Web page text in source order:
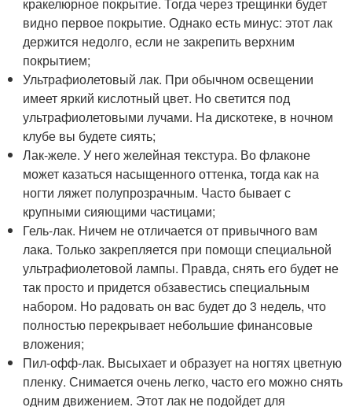
видно первое покрытие. Однако есть минус: этот лак
держится недолго, если не закрепить верхним
покрытием;
Ультрафиолетовый лак. При обычном освещении
имеет яркий кислотный цвет. Но светится под
ультрафиолетовыми лучами. На дискотеке, в ночном
клубе вы будете сиять;
Лак-желе. У него желейная текстура. Во флаконе
может казаться насыщенного оттенка, тогда как на
ногти ляжет полупрозрачным. Часто бывает с
крупными сияющими частицами;
Гель-лак. Ничем не отличается от привычного вам
лака. Только закрепляется при помощи специальной
ультрафиолетовой лампы. Правда, снять его будет не
так просто и придется обзавестись специальным
набором. Но радовать он вас будет до 3 недель, что
полностью перекрывает небольшие финансовые
вложения;
Пил-офф-лак. Высыхает и образует на ногтях цветную
пленку. Снимается очень легко, часто его можно снять
одним движением. Этот лак не подойдет для